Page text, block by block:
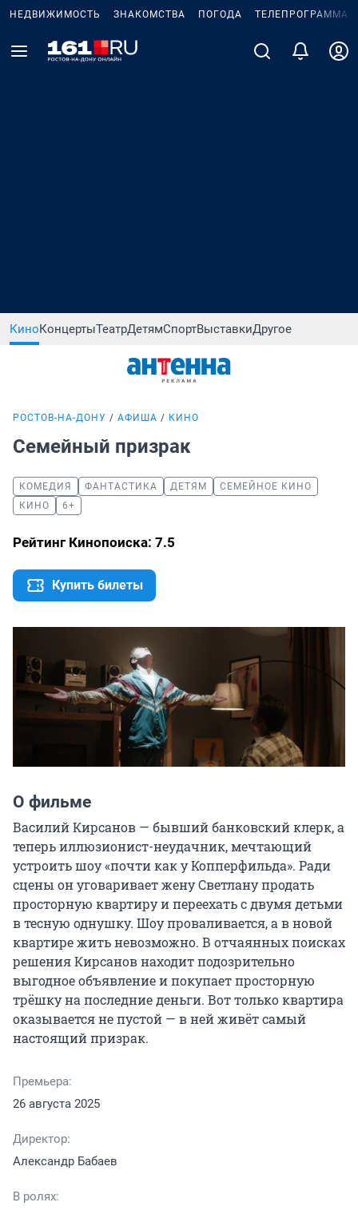
НЕДВИЖИМОСТЬ ЗНАКОМСТВА ПОГОДА ТЕЛЕПРОГРАММА
КиноКонцертыТеатрДетямСпортВыставкиДругое
РОСТОВ-НА-ДОНУ АФИША КИНО
Семейный призрак
КОМЕДИЯ ФАНТАСТИКА ДЕТЯМ
СЕМЕЙНОЕ КИНО
КИНО
6+
Рейтинг Кинопоиска: 7.5
Купить билеты
О фильме
Василий Кирсанов — бывший банковский клерк, а
теперь иллюзионист-неудачник, мечтающий
устроить шоу «почти как у Копперфильда». Ради
сцены он уговаривает жену Светлану продать
просторную квартиру и переехать с двумя детьми
в тесную однушку. Шоу проваливается, а в новой
квартире жить невозможно. В отчаянных поисках
решения Кирсанов находит подозрительно
выгодное объявление и покупает просторную
трёшку на последние деньги. Вот только квартира
оказывается не пустой — в ней живёт самый
настоящий призрак.
Премьера:
26 августа 2025
Директор:
Александр Бабаев
В ролях: